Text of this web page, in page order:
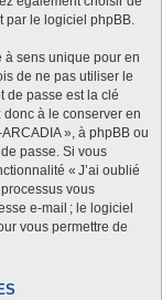
par le logiciel phpBB.
à sens unique pour en
de ne pas utiliser le
de passe est la clé
donc à le conserver en
», à phpBB ou
passe. Si vous
« J’ai oublié
vous
e-mail ; le logiciel
vous permettre de